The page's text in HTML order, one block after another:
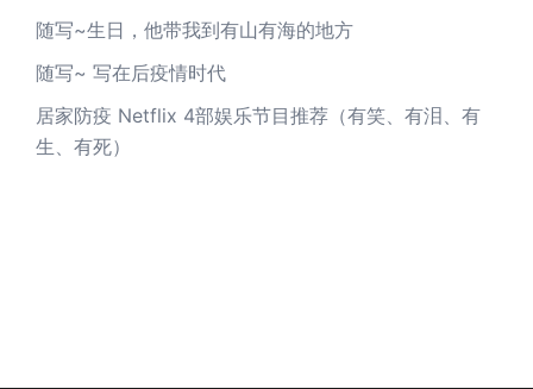
随写~生日，他带我到有山有海的地方
随写~ 写在后疫情时代
居家防疫 Netflix 4部娱乐节目推荐（有笑、有泪、有
生、有死）